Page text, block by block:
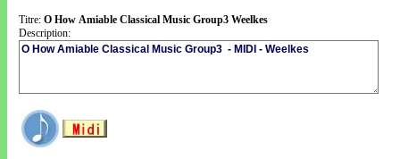
Titre: O How Amiable Classical Music Group3 Weelkes
Description: